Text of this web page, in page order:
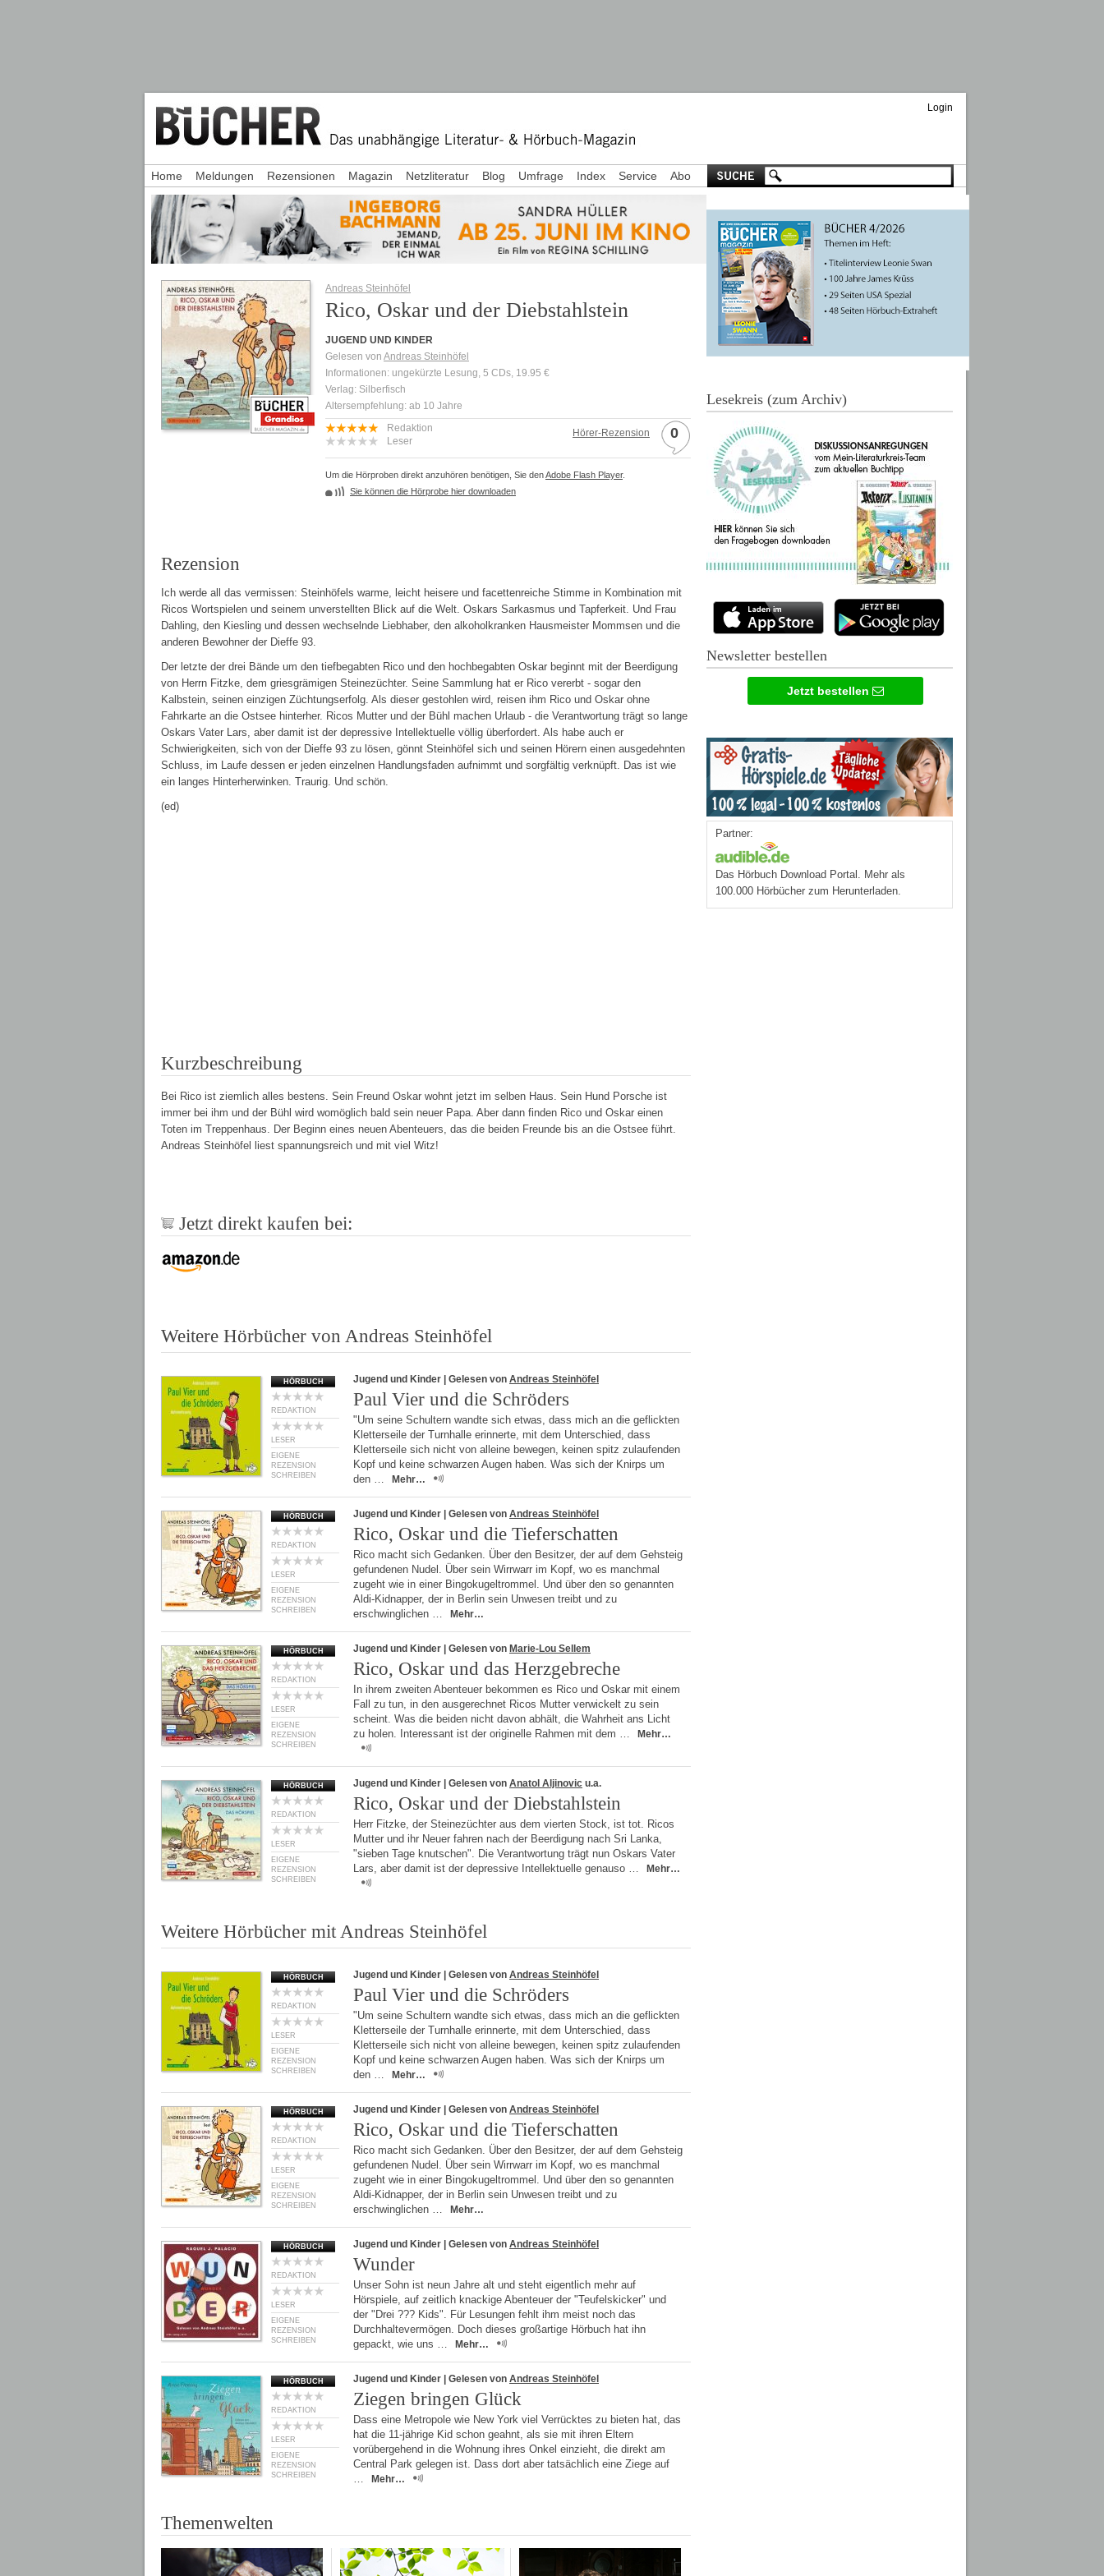
Login
Andreas Steinhöfel
Rico, Oskar und der Diebstahlstein
JUGEND UND KINDER
Gelesen von Andreas Steinhöfel
Informationen: ungekürzte Lesung, 5 CDs, 19.95 €
Verlag: Silberfisch
Altersempfehlung: ab 10 Jahre
Hörer-Rezension 0
Redaktion
Leser
Um die Hörproben direkt anzuhören benötigen, Sie denAdobe Flash Player.
Sie können die Hörprobe hier downloaden
Rezension
Ich werde all das vermissen: Steinhöfels warme, leicht heisere und facettenreiche Stimme in Kombination mit
Ricos Wortspielen und seinem unverstellten Blick auf die Welt. Oskars Sarkasmus und Tapferkeit. Und Frau
Dahling, den Kiesling und dessen wechselnde Liebhaber, den alkoholkranken Hausmeister Mommsen und die
anderen Bewohner der Dieffe 93.
Der letzte der drei Bände um den tiefbegabten Rico und den hochbegabten Oskar beginnt mit der Beerdigung
von Herrn Fitzke, dem griesgrämigen Steinezüchter. Seine Sammlung hat er Rico vererbt - sogar den
Kalbstein, seinen einzigen Züchtungserfolg. Als dieser gestohlen wird, reisen ihm Rico und Oskar ohne
Fahrkarte an die Ostsee hinterher. Ricos Mutter und der Bühl machen Urlaub - die Verantwortung trägt so lange
Oskars Vater Lars, aber damit ist der depressive Intellektuelle völlig überfordert. Als habe auch er
Schwierigkeiten, sich von der Dieffe 93 zu lösen, gönnt Steinhöfel sich und seinen Hörern einen ausgedehnten
Schluss, im Laufe dessen er jeden einzelnen Handlungsfaden aufnimmt und sorgfältig verknüpft. Das ist wie
ein langes Hinterherwinken. Traurig. Und schön.
(ed)
Kurzbeschreibung
Bei Rico ist ziemlich alles bestens. Sein Freund Oskar wohnt jetzt im selben Haus. Sein Hund Porsche ist
immer bei ihm und der Bühl wird womöglich bald sein neuer Papa. Aber dann finden Rico und Oskar einen
Toten im Treppenhaus. Der Beginn eines neuen Abenteuers, das die beiden Freunde bis an die Ostsee führt.
Andreas Steinhöfel liest spannungsreich und mit viel Witz!
Jetzt direkt kaufen bei:
Weitere Hörbücher von Andreas Steinhöfel
HÖRBUCH
REDAKTION
LESER
EIGENE
REZENSION
SCHREIBEN
Jugend und Kinder | Gelesen von Andreas Steinhöfel
Paul Vier und die Schröders
"Um seine Schultern wandte sich etwas, dass mich an die geflickten
Kletterseile der Turnhalle erinnerte, mit dem Unterschied, dass
Kletterseile sich nicht von alleine bewegen, keinen spitz zulaufenden
Kopf und keine schwarzen Augen haben. Was sich der Knirps um
den …
Mehr…
HÖRBUCH
REDAKTION
LESER
EIGENE
REZENSION
SCHREIBEN
Jugend und Kinder | Gelesen von Andreas Steinhöfel
Rico, Oskar und die Tieferschatten
Rico macht sich Gedanken. Über den Besitzer, der auf dem Gehsteig
gefundenen Nudel. Über sein Wirrwarr im Kopf, wo es manchmal
zugeht wie in einer Bingokugeltrommel. Und über den so genannten
Aldi-Kidnapper, der in Berlin sein Unwesen treibt und zu
erschwinglichen …
Mehr…
HÖRBUCH
REDAKTION
LESER
EIGENE
REZENSION
SCHREIBEN
Jugend und Kinder | Gelesen von Marie-Lou Sellem
Rico, Oskar und das Herzgebreche
In ihrem zweiten Abenteuer bekommen es Rico und Oskar mit einem
Fall zu tun, in den ausgerechnet Ricos Mutter verwickelt zu sein
scheint. Was die beiden nicht davon abhält, die Wahrheit ans Licht
zu holen. Interessant ist der originelle Rahmen mit dem …
Mehr…
HÖRBUCH
REDAKTION
LESER
EIGENE
REZENSION
SCHREIBEN
Jugend und Kinder | Gelesen von Anatol Aljinovic u.a.
Rico, Oskar und der Diebstahlstein
Herr Fitzke, der Steinezüchter aus dem vierten Stock, ist tot. Ricos
Mutter und ihr Neuer fahren nach der Beerdigung nach Sri Lanka,
"sieben Tage knutschen". Die Verantwortung trägt nun Oskars Vater
Lars, aber damit ist der depressive Intellektuelle genauso …
Mehr…
Weitere Hörbücher mit Andreas Steinhöfel
HÖRBUCH
REDAKTION
LESER
EIGENE
REZENSION
SCHREIBEN
Jugend und Kinder | Gelesen von Andreas Steinhöfel
Paul Vier und die Schröders
"Um seine Schultern wandte sich etwas, dass mich an die geflickten
Kletterseile der Turnhalle erinnerte, mit dem Unterschied, dass
Kletterseile sich nicht von alleine bewegen, keinen spitz zulaufenden
Kopf und keine schwarzen Augen haben. Was sich der Knirps um
den …
Mehr…
HÖRBUCH
REDAKTION
LESER
EIGENE
REZENSION
SCHREIBEN
Jugend und Kinder | Gelesen von Andreas Steinhöfel
Rico, Oskar und die Tieferschatten
Rico macht sich Gedanken. Über den Besitzer, der auf dem Gehsteig
gefundenen Nudel. Über sein Wirrwarr im Kopf, wo es manchmal
zugeht wie in einer Bingokugeltrommel. Und über den so genannten
Aldi-Kidnapper, der in Berlin sein Unwesen treibt und zu
erschwinglichen …
Mehr…
HÖRBUCH
REDAKTION
LESER
EIGENE
REZENSION
SCHREIBEN
Jugend und Kinder | Gelesen von Andreas Steinhöfel
Wunder
Unser Sohn ist neun Jahre alt und steht eigentlich mehr auf
Hörspiele, auf zeitlich knackige Abenteuer der "Teufelskicker" und
der "Drei ??? Kids". Für Lesungen fehlt ihm meist noch das
Durchhaltevermögen. Doch dieses großartige Hörbuch hat ihn
gepackt, wie uns …
Mehr…
HÖRBUCH
REDAKTION
LESER
EIGENE
REZENSION
SCHREIBEN
Jugend und Kinder | Gelesen von Andreas Steinhöfel
Ziegen bringen Glück
Dass eine Metropole wie New York viel Verrücktes zu bieten hat, das
hat die 11-jährige Kid schon geahnt, als sie mit ihren Eltern
vorübergehend in die Wohnung ihres Onkel einzieht, die direkt am
Central Park gelegen ist. Dass dort aber tatsächlich eine Ziege auf
…
Mehr…
Themenwelten
Home Meldungen Rezensionen Magazin Netzliteratur Blog Umfrage Index Service Abo
Lesekreis (zum Archiv)
Newsletter bestellen
Jetzt bestellen
Partner:
Das Hörbuch Download Portal. Mehr als
100.000 Hörbücher zum Herunterladen.